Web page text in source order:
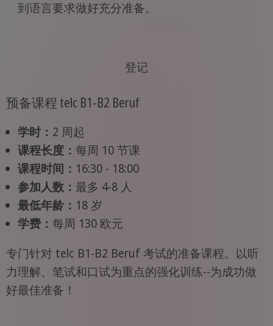
到语言要求做好充分准备。
登记
预备课程 telc B1-B2 Beruf
学时： 2 周起
课程长度： 每周 10 节课
课程时间： 16:30 - 18:00
参加人数： 最多 4-8 人
最低年龄： 18 岁
学费： 每周 130 欧元
专门针对 telc B1-B2 Beruf 考试的准备课程。以听
力理解、笔试和口试为重点的强化训练--为成功做
好最佳准备！